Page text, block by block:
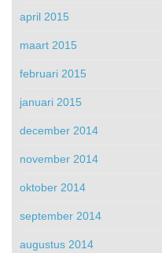
april 2015
maart 2015
februari 2015
januari 2015
december 2014
november 2014
oktober 2014
september 2014
augustus 2014